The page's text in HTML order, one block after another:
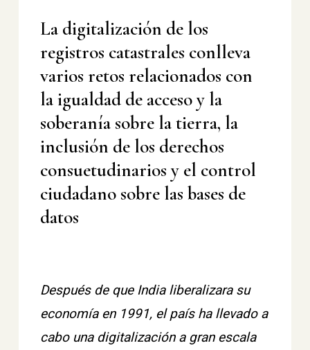
La digitalización de los
registros catastrales conlleva
varios retos relacionados con
la igualdad de acceso y la
soberanía sobre la tierra, la
inclusión de los derechos
consuetudinarios y el control
ciudadano sobre las bases de
datos
Después de que India liberalizara su
economía en 1991, el país ha llevado a
cabo una digitalización a gran escala